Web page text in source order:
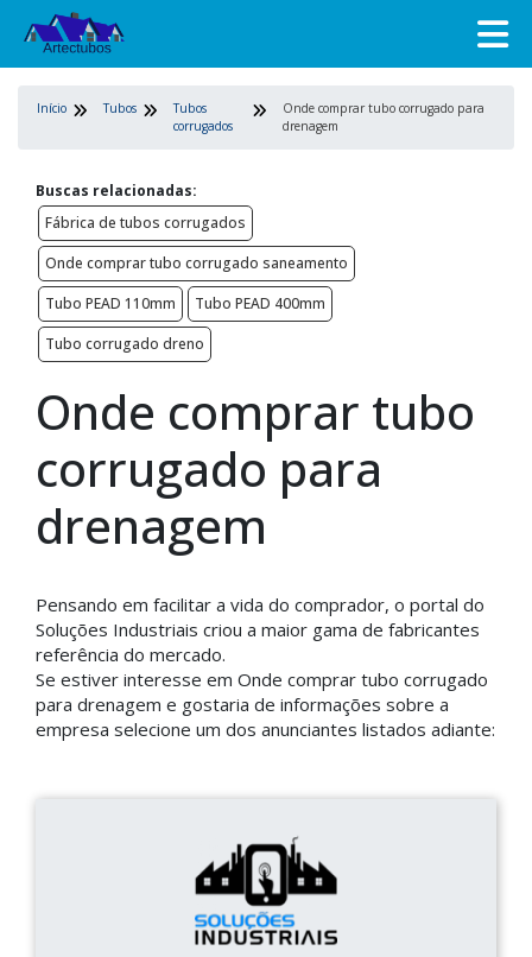
Início Tubos
Tubos
corrugados
Onde comprar tubo corrugado para
drenagem
Buscas relacionadas:
Fábrica de tubos corrugados
Onde comprar tubo corrugado saneamento
Tubo PEAD 110mm
Tubo PEAD 400mm
Tubo corrugado dreno
Onde comprar tubo
corrugado para
drenagem
Pensando em facilitar a vida do comprador, o portal do
Soluções Industriais criou a maior gama de fabricantes
referência do mercado.
Se estiver interesse em Onde comprar tubo corrugado
para drenagem e gostaria de informações sobre a
empresa selecione um dos anunciantes listados adiante: